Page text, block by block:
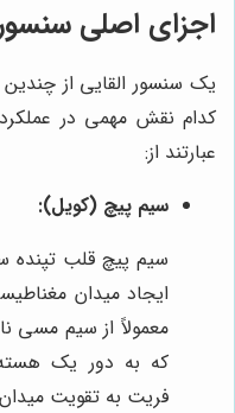
اجزای اصلی سنسور
یک سنسور القایی از
کدام نقش مهمی در
عبارتند از:
سیم پیچ (کویل):
سیم پیچ قلب تپنده
ایجاد میدان
معمولاً از سیم مسی
که به دور یک
فریت به تقویت